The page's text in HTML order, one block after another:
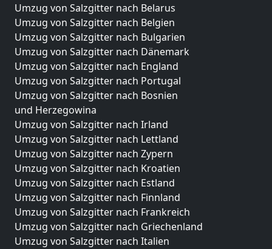
Umzug von Salzgitter nach Belarus
Umzug von Salzgitter nach Belgien
Umzug von Salzgitter nach Bulgarien
Umzug von Salzgitter nach Dänemark
Umzug von Salzgitter nach England
Umzug von Salzgitter nach Portugal
Umzug von Salzgitter nach Bosnien
und Herzegowina
Umzug von Salzgitter nach Irland
Umzug von Salzgitter nach Lettland
Umzug von Salzgitter nach Zypern
Umzug von Salzgitter nach Kroatien
Umzug von Salzgitter nach Estland
Umzug von Salzgitter nach Finnland
Umzug von Salzgitter nach Frankreich
Umzug von Salzgitter nach Griechenland
Umzug von Salzgitter nach Italien